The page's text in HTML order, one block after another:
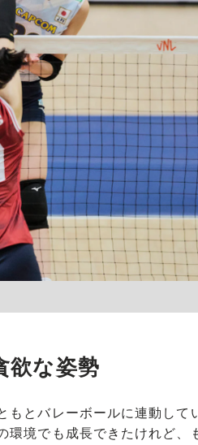
欲な姿勢
とバレーボールに連動して
境でも成長できたけれど、